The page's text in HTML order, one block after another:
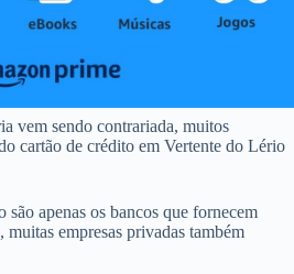
vem sendo contrariada, muitos
cartão de crédito em Vertente do Lério
são apenas os bancos que fornecem
empresas privadas também